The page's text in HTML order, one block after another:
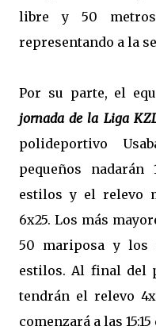
libre y 50
representando a la
Por su parte, el
jornada de la Liga
polideportivo
pequeños
estilos y el relevo
6x25. Los más
50 mariposa y los
estilos. Al final del
tendrán el relevo
comenzará a las